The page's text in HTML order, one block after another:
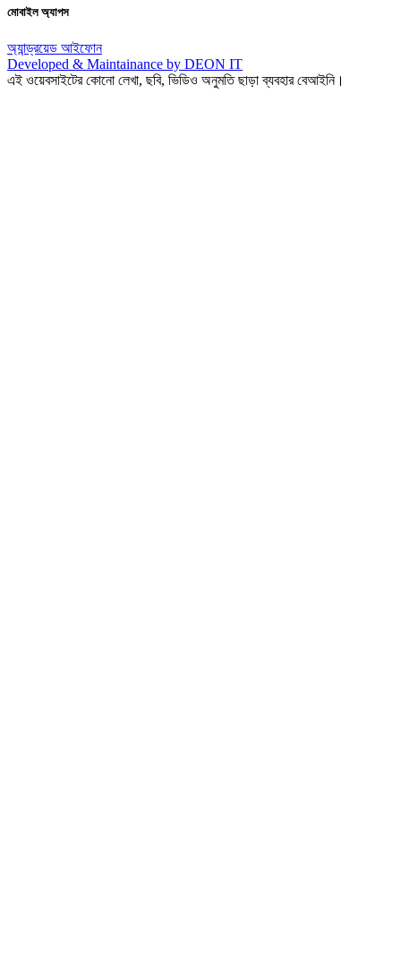
মোবাইল অ্যাপস
অ্যান্ড্রয়েড আইফোন
Developed & Maintainance by DEON IT
এই ওয়েবসাইটের কোনো লেখা, ছবি, ভিডিও অনুমতি ছাড়া ব্যবহার বেআইনি।